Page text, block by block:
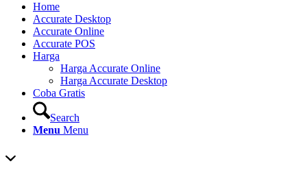
Home
Accurate Desktop
Accurate Online
Accurate POS
Harga
Harga Accurate Online
Harga Accurate Desktop
Coba Gratis
Search
Menu Menu